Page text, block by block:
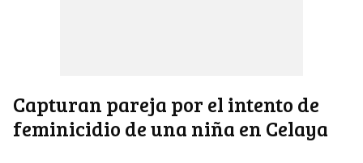
Capturan pareja por el intento de
feminicidio de una niña en Celaya